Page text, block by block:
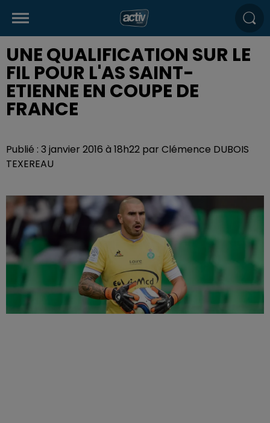
UNE QUALIFICATION SUR LE
FIL POUR L'AS SAINT-
ETIENNE EN COUPE DE
FRANCE
Publié : 3 janvier 2016 à 18h22 par Clémence DUBOIS
TEXEREAU